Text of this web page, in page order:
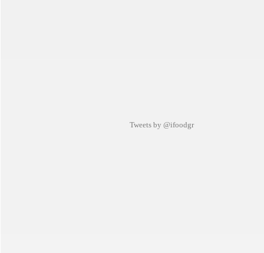
Tweets by @ifoodgr